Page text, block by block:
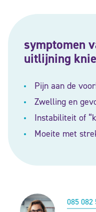
symptomen
uitlijning
Pijn aan de
Zwelling en
Instabiliteit of
Moeite met
085 082